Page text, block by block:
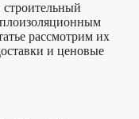
рассмотрим их
и ценовые